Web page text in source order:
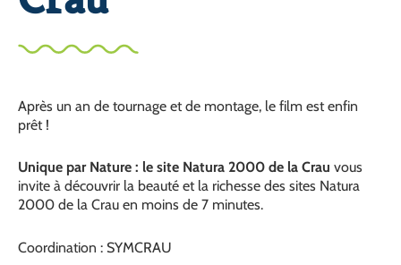
Après un an de tournage et de montage, le film est enfin
prêt !
Unique par Nature : le site Natura 2000 de la Crau vous
invite à découvrir la beauté et la richesse des sites Natura
2000 de la Crau en moins de 7 minutes.
Coordination : SYMCRAU